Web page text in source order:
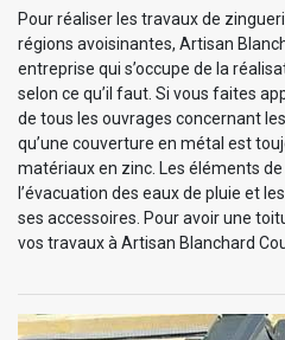
Pour réaliser les travaux de
régions avoisinantes, Artisan
entreprise qui s’occupe de la
selon ce qu’il faut. Si vous faites
de tous les ouvrages concernant
qu’une couverture en métal est
matériaux en zinc. Les éléments
l’évacuation des eaux de pluie et
ses accessoires. Pour avoir une
vos travaux à Artisan Blanchard